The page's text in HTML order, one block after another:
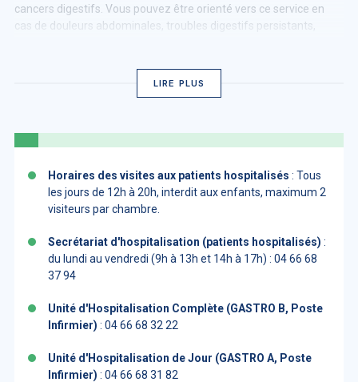
cancers digestifs. Vous pouvez être orienté vers ce service en
cas de douleurs abdominales, troubles digestifs persistants,
LIRE PLUS
Horaires des visites aux patients hospitalisés : Tous
les jours de 12h à 20h, interdit aux enfants, maximum 2
visiteurs par chambre.
Secrétariat d'hospitalisation (patients hospitalisés) :
du lundi au vendredi (9h à 13h et 14h à 17h) : 04 66 68
37 94
Unité d'Hospitalisation Complète (GASTRO B, Poste
Infirmier) : 04 66 68 32 22
Unité d'Hospitalisation de Jour (GASTRO A, Poste
Infirmier) : 04 66 68 31 82